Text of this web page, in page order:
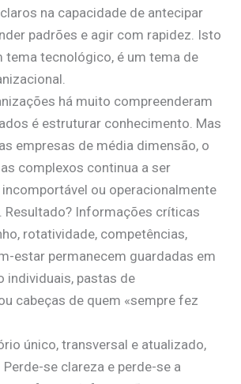
na capacidade de antecipar
padrões e agir com rapidez. Isto
tema tecnológico, é um tema de
há muito compreenderam
é estruturar conhecimento. Mas
empresas de média dimensão, o
complexos continua a ser
ou operacionalmente
Resultado? Informações críticas
rotatividade, competências,
estar permanecem guardadas em
individuais, pastas de
cabeças de quem «sempre fez
único, transversal e atualizado,
se clareza e perde-se a